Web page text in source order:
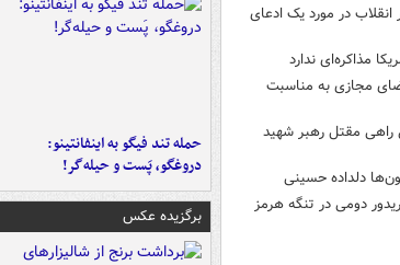
انقلاب در مورد یک ادعای
مذاکره‌ای ندارد
مجازی به مناسبت
راهی مقتل رهبر شهید
دلداده حسینی
دومی در تنگه هرمز
حمله تند فیگو به اینفانتینو:
دروغگو، پَست‌ و حیله‌گر!
برگزیده عکس